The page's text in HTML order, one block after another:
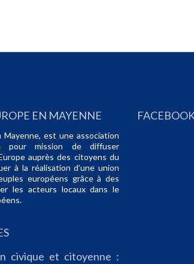
EN MAYENNE
Mayenne, est une association
pour mission de diffuser
auprès des citoyens du
à la réalisation d’une union
européens grâce à des
les acteurs locaux dans le
civique et citoyenne :